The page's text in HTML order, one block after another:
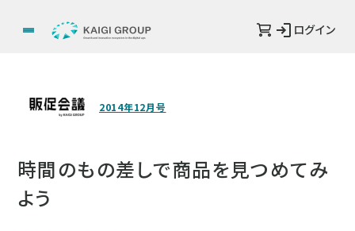
ログイン
2014年12月号
時間のもの差しで商品を見つめてみ
よう